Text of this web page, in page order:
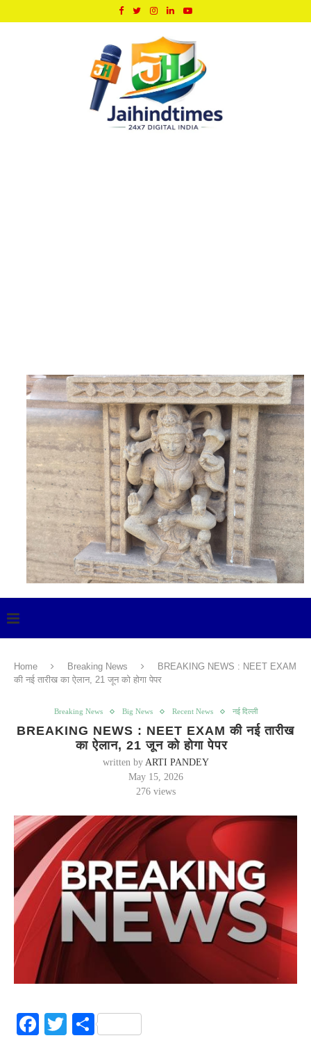
Home Breaking News
BREAKING NEWS : NEET EXAM
की नई तारीख का ऐलान, 21 जून को होगा पेपर
Breaking News Big News Recent News नई दिल्ली
BREAKING NEWS : NEET EXAM की नई तारीख
का ऐलान, 21 जून को होगा पेपर
written by ARTI PANDEY
May 15, 2026
276views
Facebook
Twitter
Share